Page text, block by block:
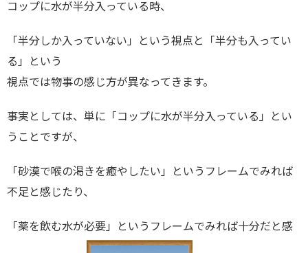
コップに水が半分入っている時、
「半分しか入っていない」という視点と「半分も入ってい
る」という
視点では物事の感じ方が異なってきます。
事実としては、単に「コップに水が半分入っている」とい
うことですが、
「砂漠で喉の渇きを癒やしたい」というフレームでみれば
不足と感じたり、
「薬を飲む水が必要」というフレームでみれば十分だと感